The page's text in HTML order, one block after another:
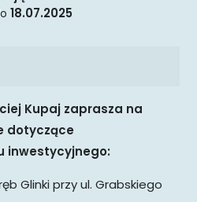
18.07.2025
Kupaj zaprasza na
dotyczące
inwestycyjnego:
Glinki przy ul. Grabskiego